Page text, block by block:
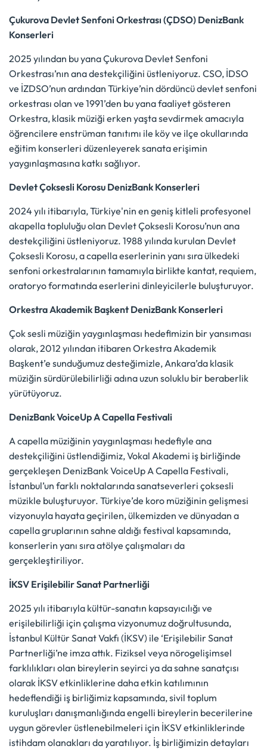
Çukurova Devlet Senfoni Orkestrası (ÇDSO) DenizBank
Konserleri
2025 yılından bu yana Çukurova Devlet Senfoni
Orkestrası’nın ana destekçiliğini üstleniyoruz. CSO, İDSO
ve İZDSO’nun ardından Türkiye’nin dördüncü devlet senfoni
orkestrası olan ve 1991’den bu yana faaliyet gösteren
Orkestra, klasik müziği erken yaşta sevdirmek amacıyla
öğrencilere enstrüman tanıtımı ile köy ve ilçe okullarında
eğitim konserleri düzenleyerek sanata erişimin
yaygınlaşmasına katkı sağlıyor.
Devlet Çoksesli Korosu DenizBank Konserleri
2024 yılı itibarıyla, Türkiye'nin en geniş kitleli profesyonel
akapella topluluğu olan Devlet Çoksesli Korosu’nun ana
destekçiliğini üstleniyoruz. 1988 yılında kurulan Devlet
Çoksesli Korosu, a capella eserlerinin yanı sıra ülkedeki
senfoni orkestralarının tamamıyla birlikte kantat, requiem,
oratoryo formatında eserlerini dinleyicilerle buluşturuyor.
Orkestra Akademik Başkent DenizBank Konserleri
Çok sesli müziğin yaygınlaşması hedefimizin bir yansıması
olarak, 2012 yılından itibaren Orkestra Akademik
Başkent’e sunduğumuz desteğimizle, Ankara’da klasik
müziğin sürdürülebilirliği adına uzun soluklu bir beraberlik
yürütüyoruz.
DenizBank VoiceUp A Capella Festivali
A capella müziğinin yaygınlaşması hedefiyle ana
destekçiliğini üstlendiğimiz, Vokal Akademi iş birliğinde
gerçekleşen DenizBank VoiceUp A Capella Festivali,
İstanbul’un farklı noktalarında sanatseverleri çoksesli
müzikle buluşturuyor. Türkiye’de koro müziğinin gelişmesi
vizyonuyla hayata geçirilen, ülkemizden ve dünyadan a
capella gruplarının sahne aldığı festival kapsamında,
konserlerin yanı sıra atölye çalışmaları da
gerçekleştiriliyor.
İKSV Erişilebilir Sanat Partnerliği
2025 yılı itibarıyla kültür-sanatın kapsayıcılığı ve
erişilebilirliği için çalışma vizyonumuz doğrultusunda,
İstanbul Kültür Sanat Vakfı (İKSV) ile ‘Erişilebilir Sanat
Partnerliği’ne imza attık. Fiziksel veya nörogelişimsel
farklılıkları olan bireylerin seyirci ya da sahne sanatçısı
olarak İKSV etkinliklerine daha etkin katılımının
hedeflendiği iş birliğimiz kapsamında, sivil toplum
kuruluşları danışmanlığında engelli bireylerin becerilerine
uygun görevler üstlenebilmeleri için İKSV etkinliklerinde
istihdam olanakları da yaratılıyor. İş birliğimizin detayları